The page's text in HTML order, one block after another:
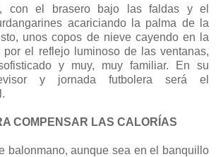
con el brasero bajo las faldas y el
acariciando la palma de la
unos copos de nieve cayendo en la
por el reflejo luminoso de las ventanas,
y muy, muy familiar. En su
y jornada futbolera será el
COMPENSAR LAS CALORÍAS
balonmano, aunque sea en el banquillo